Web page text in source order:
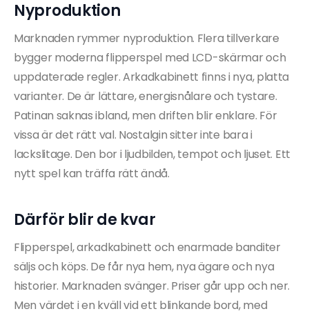
Nyproduktion
Marknaden rymmer nyproduktion. Flera tillverkare
bygger moderna flipperspel med LCD-skärmar och
uppdaterade regler. Arkadkabinett finns i nya, platta
varianter. De är lättare, energisnålare och tystare.
Patinan saknas ibland, men driften blir enklare. För
vissa är det rätt val. Nostalgin sitter inte bara i
lackslitage. Den bor i ljudbilden, tempot och ljuset. Ett
nytt spel kan träffa rätt ändå.
Därför blir de kvar
Flipperspel, arkadkabinett och enarmade banditer
säljs och köps. De får nya hem, nya ägare och nya
historier. Marknaden svänger. Priser går upp och ner.
Men värdet i en kväll vid ett blinkande bord, med